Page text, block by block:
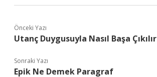
Önceki Yazı
Utanç Duygusuyla Nasıl Başa Çıkılır
Sonraki Yazı
Epik Ne Demek Paragraf